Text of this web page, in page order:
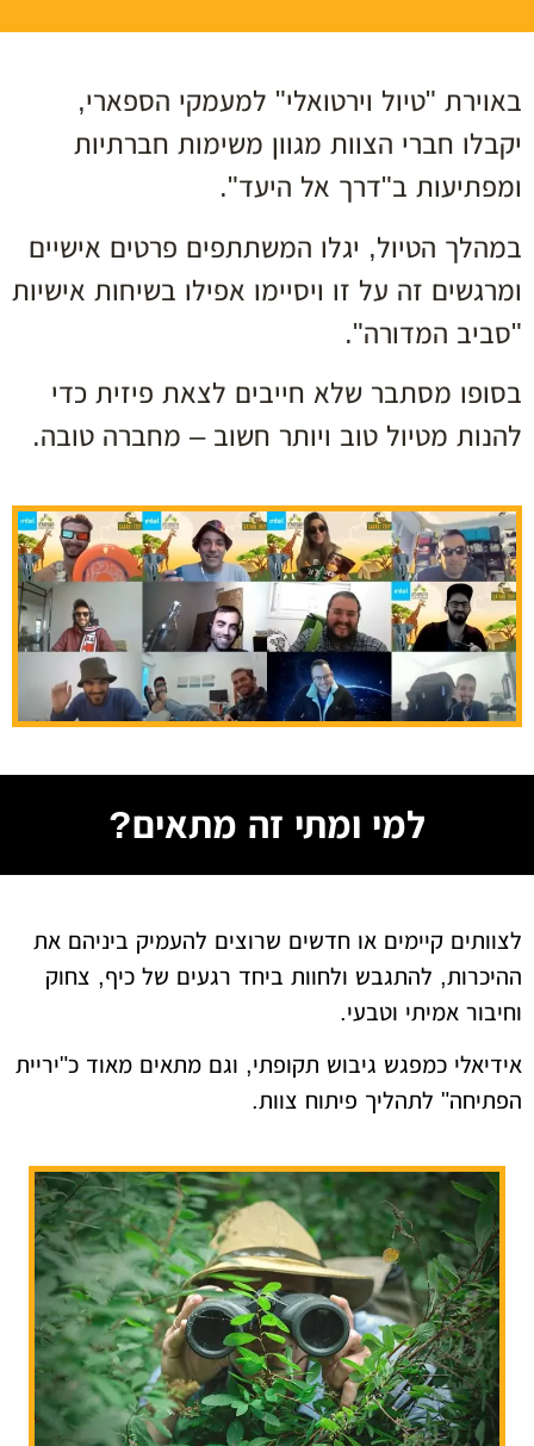
באוירת "טיול וירטואלי" למעמקי הספארי,
יקבלו חברי הצוות מגוון משימות חברתיות
ומפתיעות ב"דרך אל היעד".
במהלך הטיול, יגלו המשתתפים פרטים אישיים
ומרגשים זה על זו ויסיימו אפילו בשיחות אישיות
"סביב המדורה".
בסופו מסתבר שלא חייבים לצאת פיזית כדי
להנות מטיול טוב ויותר חשוב – מחברה טובה.
למי ומתי זה מתאים?
לצוותים קיימים או חדשים שרוצים להעמיק ביניהם את
ההיכרות, להתגבש ולחוות ביחד רגעים של כיף, צחוק
וחיבור אמיתי וטבעי.
אידיאלי כמפגש גיבוש תקופתי, וגם מתאים מאוד כ"יריית
הפתיחה" לתהליך פיתוח צוות.